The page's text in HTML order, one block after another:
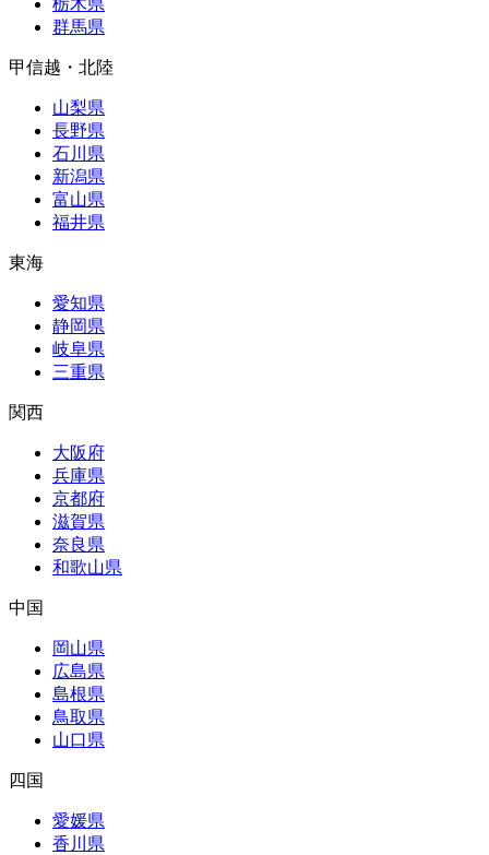
栃木県
群馬県
甲信越・北陸
山梨県
長野県
石川県
新潟県
富山県
福井県
東海
愛知県
静岡県
岐阜県
三重県
関西
大阪府
兵庫県
京都府
滋賀県
奈良県
和歌山県
中国
岡山県
広島県
島根県
鳥取県
山口県
四国
愛媛県
香川県